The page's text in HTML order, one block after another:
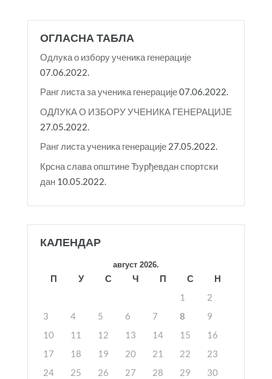
ОГЛАСНА ТАБЛА
Одлука о избору ученика генерације
07.06.2022.
Ранг листа за ученика генерације07.06.2022.
ОДЛУКА О ИЗБОРУ УЧЕНИКА ГЕНЕРАЦИЈЕ
27.05.2022.
Ранг листа ученика генерације 27.05.2022.
Крсна слава општине Ђурђевдан спортски
дан 10.05.2022.
КАЛЕНДАР
август 2026.
П У С Ч П С
Н
1
2
3
4 5 6 7 8
9
10
11 12 13 14 15
16
17
18 19 20 21 22
23
24
25 26 27 28 29
30